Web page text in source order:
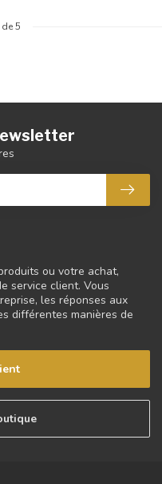
de 5
ou votre achat,
service client. Vous
les réponses aux
différentes manières de